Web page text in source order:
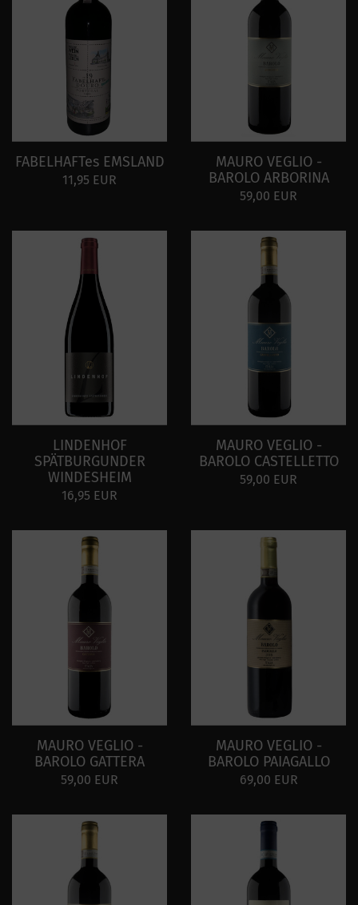
FABELHAFTes EMSLAND
11,95 EUR
MAURO VEGLIO -
BAROLO ARBORINA
59,00 EUR
LINDENHOF
SPÄTBURGUNDER
WINDESHEIM
16,95 EUR
MAURO VEGLIO -
BAROLO CASTELLETTO
59,00 EUR
MAURO VEGLIO -
BAROLO GATTERA
59,00 EUR
MAURO VEGLIO -
BAROLO PAIAGALLO
69,00 EUR